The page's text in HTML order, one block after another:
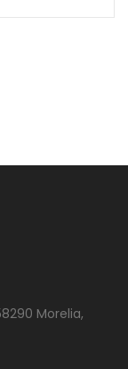
Morelia,